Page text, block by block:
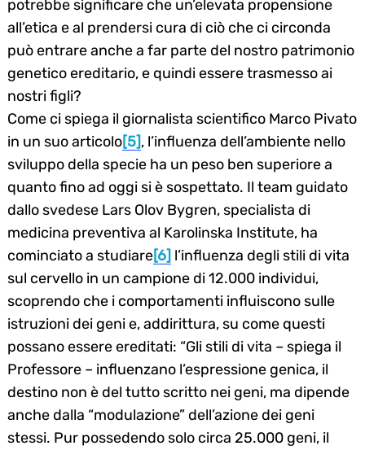
potrebbe significare che un’elevata propensione
all’etica e al prendersi cura di ciò che ci circonda
può entrare anche a far parte del nostro patrimonio
genetico ereditario, e quindi essere trasmesso ai
nostri figli?
Come ci spiega il giornalista scientifico Marco Pivato
in un suo articolo[5], l’influenza dell’ambiente nello
sviluppo della specie ha un peso ben superiore a
quanto fino ad oggi si è sospettato. Il team guidato
dallo svedese Lars Olov Bygren, specialista di
medicina preventiva al Karolinska Institute, ha
cominciato a studiare[6] l’influenza degli stili di vita
sul cervello in un campione di 12.000 individui,
scoprendo che i comportamenti influiscono sulle
istruzioni dei geni e, addirittura, su come questi
possano essere ereditati: “Gli stili di vita – spiega il
Professore – influenzano l’espressione genica, il
destino non è del tutto scritto nei geni, ma dipende
anche dalla “modulazione” dell’azione dei geni
stessi. Pur possedendo solo circa 25.000 geni, il